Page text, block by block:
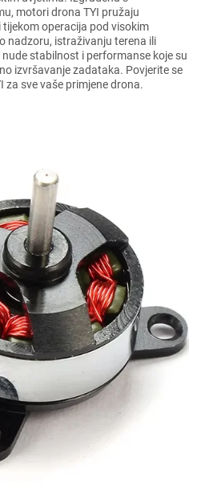
motori drona TYI pružaju
operacija pod visokim
nadzoru, istraživanju terena ili
stabilnost i performanse koje su
izvršavanje zadataka. Povjerite se
sve vaše primjene drona.